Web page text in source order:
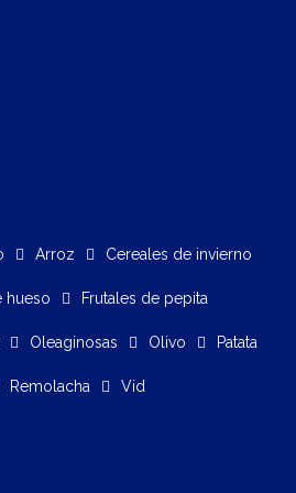
Arroz Cereales de invierno
hueso Frutales de pepita
Oleaginosas Olivo Patata
Remolacha Vid